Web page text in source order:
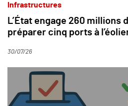
Infrastructures
L’État engage 260 millions
préparer cinq ports à
30/07/26